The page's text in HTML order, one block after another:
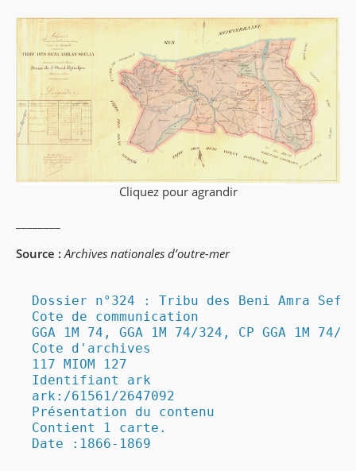
Cliquez pour agrandir
Source : Archives nationales d’outre-mer
Dossier n°324 : Tribu des Beni Amra
Cote de communication
GGA 1M 74, GGA 1M 74/324, CP GGA 1M 74/
Cote d'archives
117 MIOM 127
Identifiant ark
ark:/61561/2647092
Présentation du contenu
Contient 1 carte.
Date :1866-1869